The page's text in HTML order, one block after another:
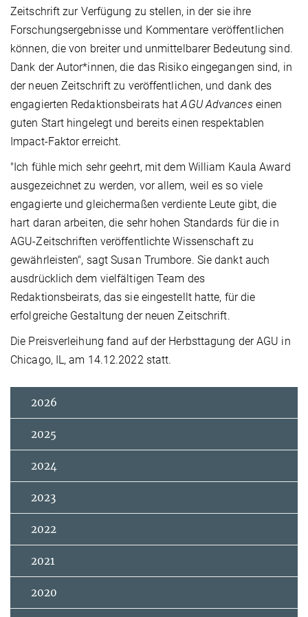
Zeitschrift zur Verfügung zu stellen, in der sie ihre
Forschungsergebnisse und Kommentare veröffentlichen
können, die von breiter und unmittelbarer Bedeutung sind.
Dank der Autor*innen, die das Risiko eingegangen sind, in
der neuen Zeitschrift zu veröffentlichen, und dank des
engagierten Redaktionsbeirats hatAGU Advances einen
guten Start hingelegt und bereits einen respektablen
Impact-Faktor erreicht.
"Ich fühle mich sehr geehrt, mit dem William Kaula Award
ausgezeichnet zu werden, vor allem, weil es so viele
engagierte und gleichermaßen verdiente Leute gibt, die
hart daran arbeiten, die sehr hohen Standards für die in
AGU-Zeitschriften veröffentlichte Wissenschaft zu
gewährleisten", sagt Susan Trumbore. Sie dankt auch
ausdrücklich dem vielfältigen Team des
Redaktionsbeirats, das sie eingestellt hatte, für die
erfolgreiche Gestaltung der neuen Zeitschrift.
Die Preisverleihung fand auf der Herbsttagung der AGU in
Chicago, IL, am 14.12.2022 statt.
2026
2025
2024
2023
2022
2021
2020